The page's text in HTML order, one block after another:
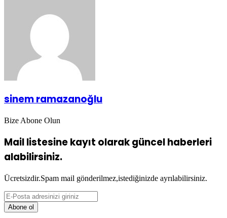
sinem ramazanoğlu
Bize Abone Olun
Mail listesine kayıt olarak güncel haberleri
alabilirsiniz.
Ücretsizdir.Spam mail gönderilmez,istediğinizde ayrılabilirsiniz.
E-
Posta
adresinizi